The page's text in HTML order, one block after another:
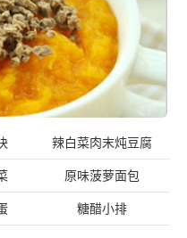
辣白菜肉末炖豆腐
原味菠萝面包
糖醋小排